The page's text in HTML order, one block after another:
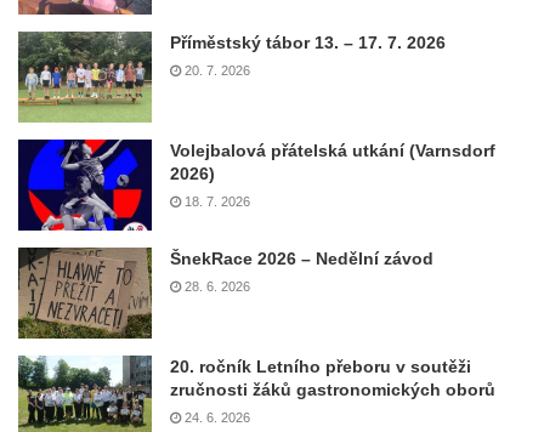
Příměstský tábor 13. – 17. 7. 2026
20. 7. 2026
Volejbalová přátelská utkání (Varnsdorf
2026)
18. 7. 2026
ŠnekRace 2026 – Nedělní závod
28. 6. 2026
20. ročník Letního přeboru v soutěži
zručnosti žáků gastronomických oborů
24. 6. 2026